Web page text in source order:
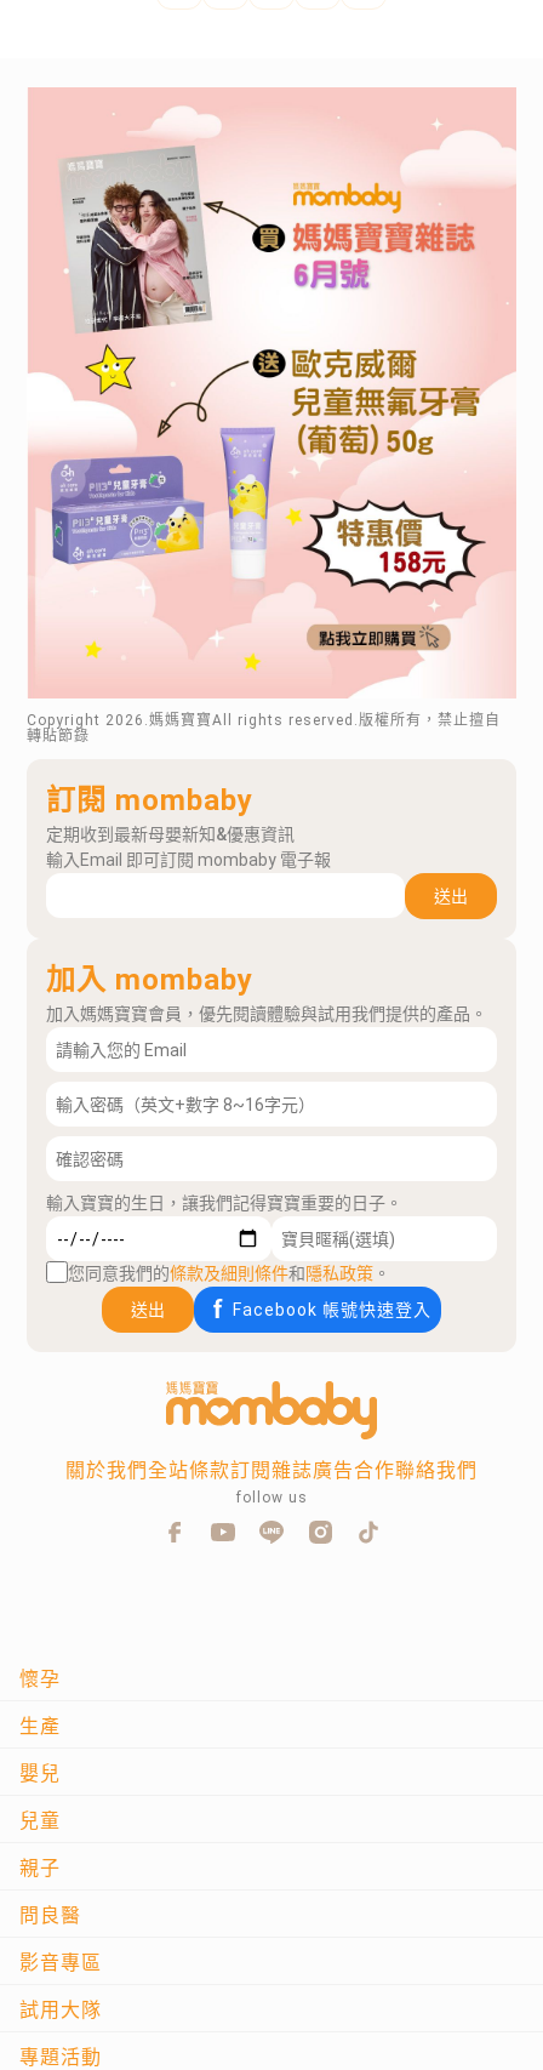
Copyright 2026 .媽媽寶寶All rights reserved.版權所有，禁止擅自
轉貼節錄
訂閱 mombaby
定期收到最新母嬰新知&優惠資訊
輸入Email 即可訂閱 mombaby 電子報
送出
加入 mombaby
加入媽媽寶寶會員，優先閱讀體驗與試用我們提供的產品。
輸入寶寶的生日，讓我們記得寶寶重要的日子。
您同意我們的條款及細則條件和隱私政策 。
送出
Facebook 帳號快速登入
懷孕
生產
嬰兒
兒童
親子
問良醫
影音專區
試用大隊
專題活動
關於我們全站條款訂閱雜誌廣告合作聯絡我們
follow us